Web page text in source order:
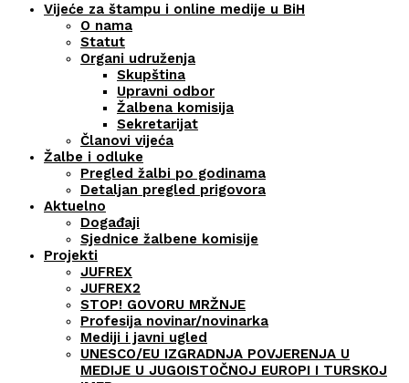
Vijeće za štampu i online medije u BiH
O nama
Statut
Organi udruženja
Skupština
Upravni odbor
Žalbena komisija
Sekretarijat
Članovi vijeća
Žalbe i odluke
Pregled žalbi po godinama
Detaljan pregled prigovora
Aktuelno
Događaji
Sjednice žalbene komisije
Projekti
JUFREX
JUFREX2
STOP! GOVORU MRŽNJE
Profesija novinar/novinarka
Mediji i javni ugled
UNESCO/EU IZGRADNJA POVJERENJA U
MEDIJE U JUGOISTOČNOJ EUROPI I TURSKOJ